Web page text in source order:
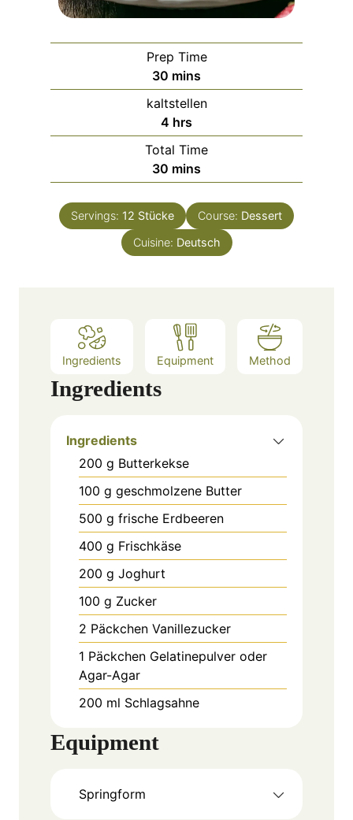
Prep Time
30 m
i
n
u
t
e
s
mins
kaltstellen
4 h
o
u
r
hrs
Total Time
30 m
i
n
u
t
mins
Servings: 12 Stücke Course: Dessert
Cuisine: Deutsch
Ingredients Equipment Method
Ingredients
Ingredients
200 g Butterkekse
100 g geschmolzene Butter
500 g frische Erdbeeren
400 g Frischkäse
200 g Joghurt
100 g Zucker
2 Päckchen Vanillezucker
1 Päckchen Gelatinepulver oder
Agar-Agar
200 ml Schlagsahne
Equipment
Springform